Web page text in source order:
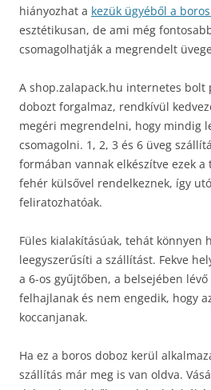
hiányozhat a kezük ügyéből a
esztétikusan, de ami még
csomagolhatják a megrendelt
A shop.zalapack.hu internetes bolt
dobozt forgalmaz, rendkívül
megéri megrendelni, hogy mindig
csomagolni. 1, 2, 3 és 6 üveg
formában vannak elkészítve ezek a
fehér külsővel rendelkeznek, így
feliratozhatóak.
Füles kialakításúak, tehát könnyen
leegyszerűsíti a szállítást. Fekve
a 6-os gyűjtőben, a belsejében
felhajlanak és nem engedik, hogy
koccanjanak.
Ha ez a boros doboz kerül
szállítás már meg is van oldva.